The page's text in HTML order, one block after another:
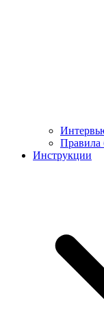
Правила
Инструкции